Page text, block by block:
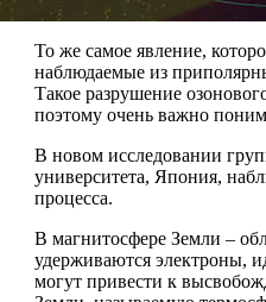
То же самое явление,
наблюдаемые из
Такое разрушение
поэтому очень важно
В новом исследовании
университета, Япония,
процесса.
В магнитосфере Земли –
удерживаются электроны,
могут привести к